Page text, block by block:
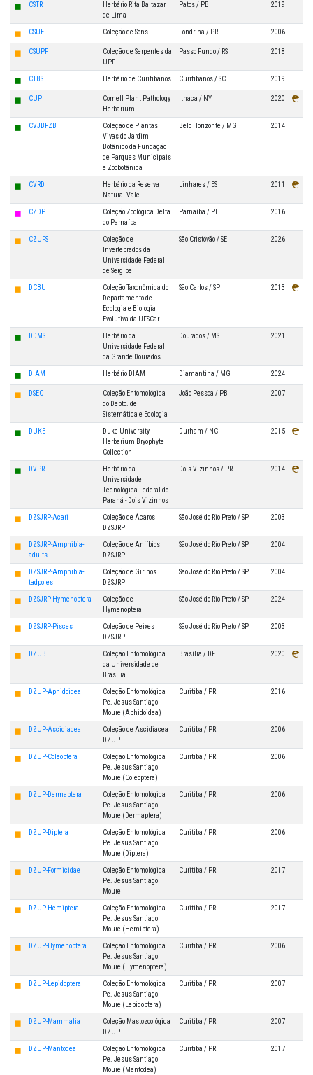
◼ CSTR
Herbário Rita Baltazar
de Lima
Patos / PB 2019
◼ CSUEL Coleção de Sons Londrina / PR 2006
◼ CSUPF
Coleção de Serpentes da
UPF
Passo Fundo / RS 2018
◼ CTBS Herbário de Curitibanos Curitibanos / SC 2019
◼ CUP
Cornell Plant Pathology
Herbarium
Ithaca / NY 2020
◼ CVJBFZB
Coleção de Plantas
Vivas do Jardim
Botânico da Fundação
de Parques Municipais
e Zoobotânica
Belo Horizonte / MG 2014
◼ CVRD
Herbário da Reserva
Natural Vale
Linhares / ES 2011
◼ CZDP
Coleção Zoológica Delta
do Parnaíba
Parnaíba / PI 2016
◼ CZUFS
Coleção de
Invertebrados da
Universidade Federal
de Sergipe
São Cristóvão / SE 2026
◼ DCBU
Coleção Taxonômica do
Departamento de
Ecologia e Biologia
Evolutiva da UFSCar
São Carlos / SP 2013
◼ DDMS
Herbário da
Universidade Federal
da Grande Dourados
Dourados / MS 2021
◼ DIAM Herbário DIAM Diamantina / MG 2024
◼ DSEC
Coleção Entomológica
do Depto. de
Sistemática e Ecologia
João Pessoa / PB 2007
◼ DUKE
Duke University
Herbarium Bryophyte
Collection
Durham / NC 2015
◼ DVPR
Herbário da
Universidade
Tecnológica Federal do
Paraná - Dois Vizinhos
Dois Vizinhos / PR 2014
◼ DZSJRP-Acari
Coleção de Ácaros
DZSJRP
São José do Rio Preto / SP 2003
◼
DZSJRP-Amphibia-
adults
Coleção de Anfíbios
DZSJRP
São José do Rio Preto / SP 2004
◼
DZSJRP-Amphibia-
tadpoles
Coleção de Girinos
DZSJRP
São José do Rio Preto / SP 2004
◼ DZSJRP-Hymenoptera
Coleção de
Hymenoptera
São José do Rio Preto / SP 2024
◼ DZSJRP-Pisces
Coleção de Peixes
DZSJRP
São José do Rio Preto / SP 2003
◼ DZUB
Coleção Entomológica
da Universidade de
Brasília
Brasília / DF 2020
◼ DZUP-Aphidoidea
Coleção Entomológica
Pe. Jesus Santiago
Moure (Aphidoidea)
Curitiba / PR 2016
◼ DZUP-Ascidiacea
Coleção de Ascidiacea
DZUP
Curitiba / PR 2006
◼ DZUP-Coleoptera
Coleção Entomológica
Pe. Jesus Santiago
Moure (Coleoptera)
Curitiba / PR 2006
◼ DZUP-Dermaptera
Coleção Entomológica
Pe. Jesus Santiago
Moure (Dermaptera)
Curitiba / PR 2006
◼ DZUP-Diptera
Coleção Entomológica
Pe. Jesus Santiago
Moure (Diptera)
Curitiba / PR 2006
◼ DZUP-Formicidae
Coleção Entomológica
Pe. Jesus Santiago
Moure
Curitiba / PR 2017
◼ DZUP-Hemiptera
Coleção Entomológica
Pe. Jesus Santiago
Moure (Hemiptera)
Curitiba / PR 2017
◼ DZUP-Hymenoptera
Coleção Entomológica
Pe. Jesus Santiago
Moure (Hymenoptera)
Curitiba / PR 2006
◼ DZUP-Lepidoptera
Coleção Entomológica
Pe. Jesus Santiago
Moure (Lepidoptera)
Curitiba / PR 2007
◼ DZUP-Mammalia
Coleção Mastozoológica
DZUP
Curitiba / PR 2007
◼ DZUP-Mantodea
Coleção Entomológica
Pe. Jesus Santiago
Moure (Mantodea)
Curitiba / PR 2017